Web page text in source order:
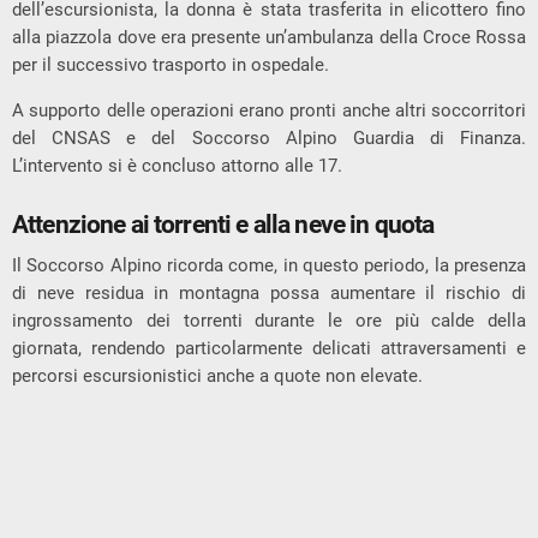
dell’escursionista, la donna è stata trasferita in elicottero fino
alla piazzola dove era presente un’ambulanza della Croce Rossa
per il successivo trasporto in ospedale.
A supporto delle operazioni erano pronti anche altri soccorritori
del CNSAS e del Soccorso Alpino Guardia di Finanza.
L’intervento si è concluso attorno alle 17.
Attenzione ai torrenti e alla neve in quota
Il Soccorso Alpino ricorda come, in questo periodo, la presenza
di neve residua in montagna possa aumentare il rischio di
ingrossamento dei torrenti durante le ore più calde della
giornata, rendendo particolarmente delicati attraversamenti e
percorsi escursionistici anche a quote non elevate.